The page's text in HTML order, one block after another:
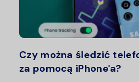
Czy można śledzić
za pomocą iPhone'a?